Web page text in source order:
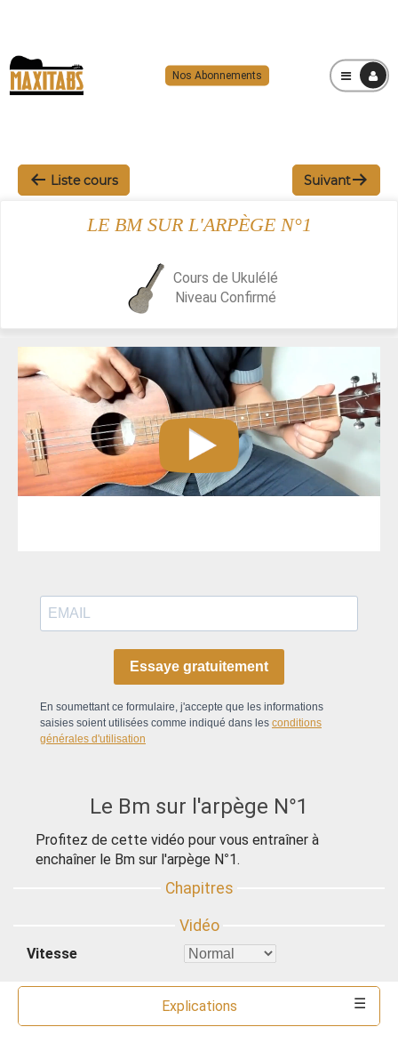
Nos Abonnements MENU
Liste cours Suivant
LE BM SUR L'ARPÈGE N°1
Cours de Ukulélé
Niveau Confirmé
Essaye gratuitement
En soumettant ce formulaire, j'accepte que les informations
saisies soient utilisées comme indiqué dans les conditions
générales d'utilisation
Le Bm sur l'arpège N°1
Profitez de cette vidéo pour vous entraîner à
enchaîner le Bm sur l'arpège N°1.
Vitesse
Explications